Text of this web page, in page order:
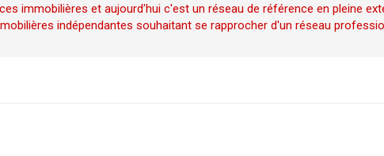
immobilières et aujourd'hui c'est un réseau de référence en pleine
indépendantes souhaitant se rapprocher d'un réseau